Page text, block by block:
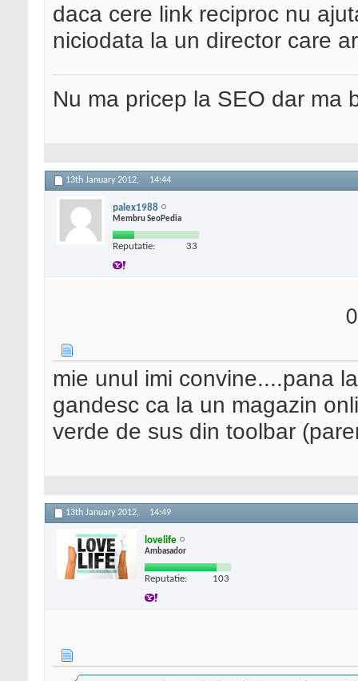
daca cere link reciproc nu
niciodata la un director care
Nu ma pricep la SEO dar ma
13th January 2012, 14:44
palex1988
Membru SeoPedia
Reputatie: 33
mie unul imi convine....pana
gandesc ca la un magazin
verde de sus din toolbar
13th January 2012, 14:49
lovelife
Ambasador
Reputatie: 103